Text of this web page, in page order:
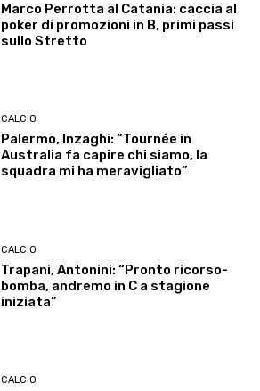
Marco Perrotta al Catania: caccia al
poker di promozioni in B, primi passi
sullo Stretto
CALCIO
Palermo, Inzaghi: “Tournée in
Australia fa capire chi siamo, la
squadra mi ha meravigliato”
CALCIO
Trapani, Antonini: “Pronto ricorso-
bomba, andremo in C a stagione
iniziata”
CALCIO